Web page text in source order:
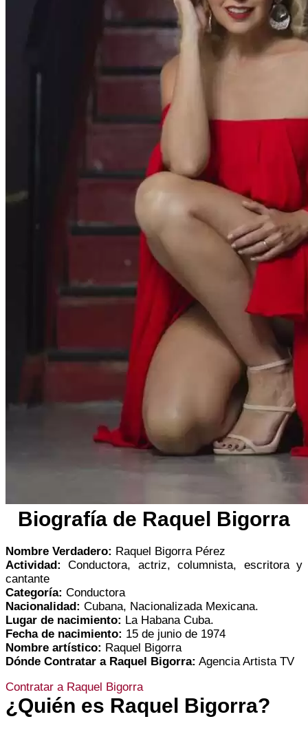
Biografía de Raquel Bigorra
Nombre Verdadero: Raquel Bigorra Pérez
Actividad:Conductora, actriz, columnista, escritora y
cantante
Categoría: Conductora
Nacionalidad: Cubana, Nacionalizada Mexicana.
Lugar de nacimiento: La Habana Cuba.
Fecha de nacimiento: 15 de junio de 1974
Nombre artístico: Raquel Bigorra
Dónde Contratar a Raquel Bigorra: Agencia Artista TV
Contratar a Raquel Bigorra
¿Quién es Raquel Bigorra?